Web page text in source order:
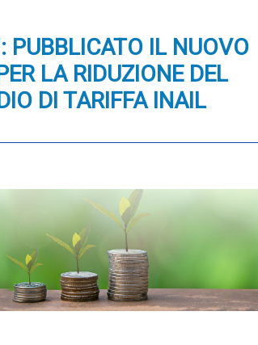
IL NUOVO
LA RIDUZIONE DEL
DI TARIFFA INAIL